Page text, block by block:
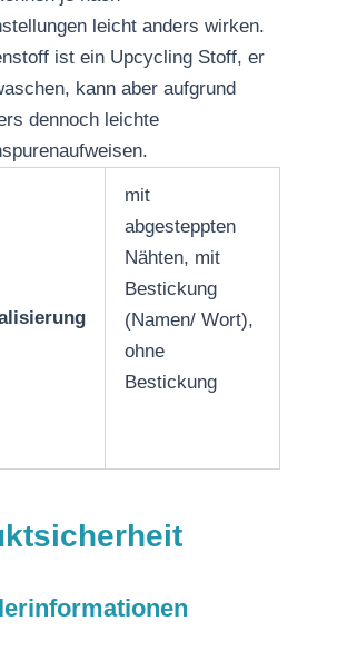
leicht anders wirken.
ist ein Upcycling Stoff, er
kann aber aufgrund
dennoch leichte
mit
abgesteppten
Nähten, mit
Bestickung
(Namen/ Wort),
ohne
Bestickung